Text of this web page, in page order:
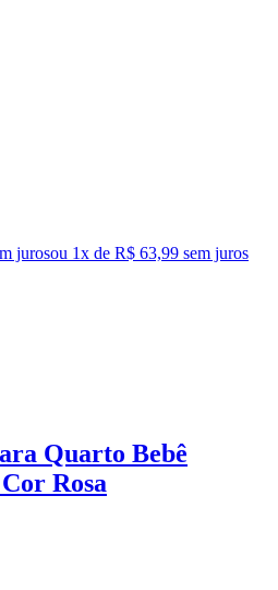
jurosou 1x de R$ 63,99 sem juros
Quarto Bebê
Rosa